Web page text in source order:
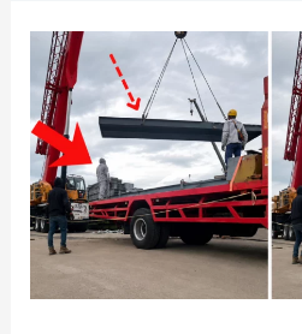
Enfermedades
en
el
Lugar
de
Trabajo